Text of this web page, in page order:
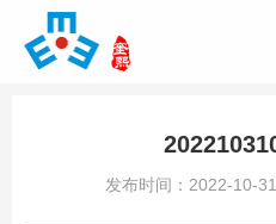
发布时间：2022-10-